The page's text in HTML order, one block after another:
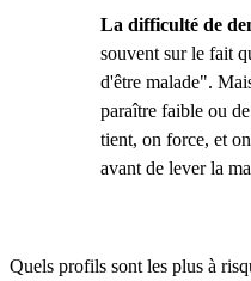
La difficulté de
souvent sur le fait
d'être malade".
paraître faible ou
tient, on force, et
avant de lever la
Quels profils sont les plus à